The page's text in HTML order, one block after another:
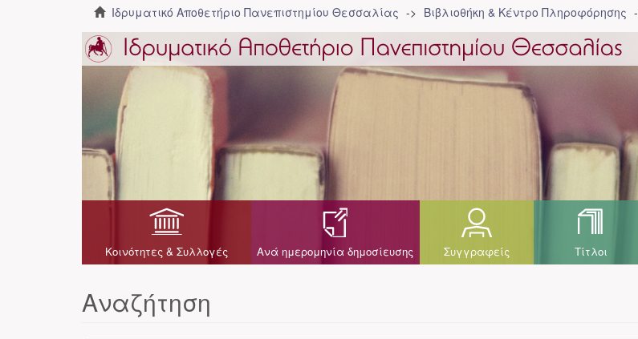
Ιδρυματικό Αποθετήριο Πανεπιστημίου Θεσσαλίας Βιβλιοθήκη & Κέντρο Πληροφόρησης
Κοινότητες & Συλλογές Ανά ημερομηνία δημοσίευσης Συγγραφείς Τίτλοι
Αναζήτηση